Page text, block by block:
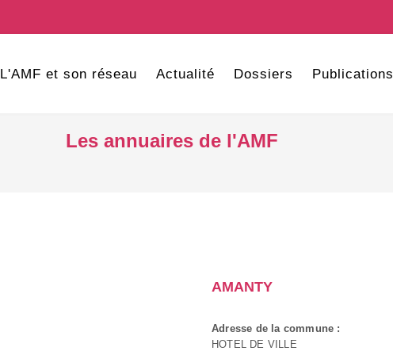
L'AMF et son réseau Actualité Dossiers Publications
Les annuaires de l'AMF
AMANTY
Adresse de la commune :
HOTEL DE VILLE